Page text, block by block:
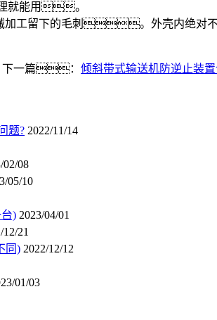
理就能用。
加工留下的毛刺。外壳内绝
下一篇： 倾斜带式输送机防逆止装
题? 2022/11/14
02/08
05/10
) 2023/04/01
12/21
同) 2022/12/12
01/03